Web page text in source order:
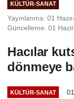
KÜLTÜR-SANAT
Yayınlanma: 01
Güncelleme: 01
Hacılar
dönmeye
KÜLTÜR-SANAT